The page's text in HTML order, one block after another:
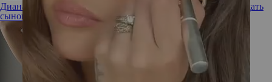
Диана была против: какие «вековые» имена Карл III хотел дать
сыновьям Уильяму и Гарри